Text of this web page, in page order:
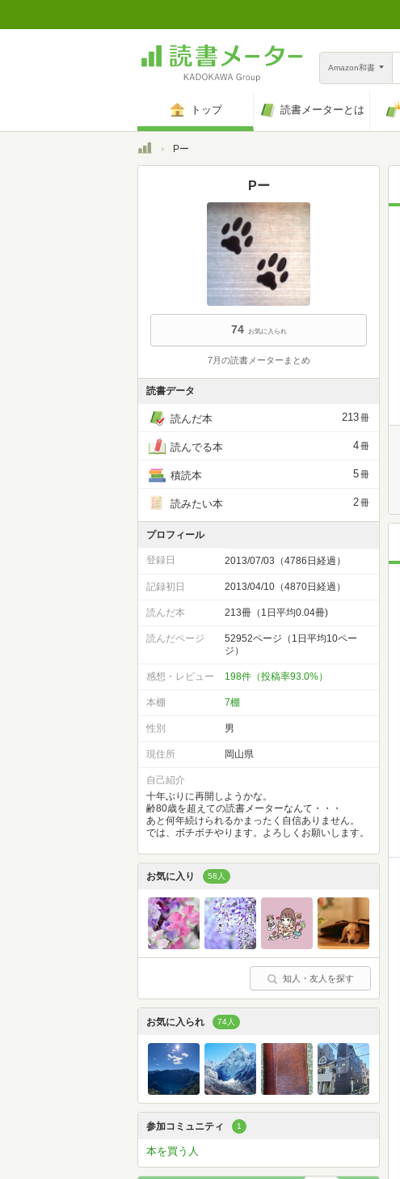
Amazon和書
トップ 読書メーターとは
トップPー
Pー
74 お気に入られ
7月の読書メーターまとめ
読書データ
読んだ本 213冊
読んでる本 4冊
積読本 5冊
読みたい本 2冊
プロフィール
登録日 2013/07/03（4786日経過）
記録初日 2013/04/10（4870日経過）
読んだ本 213冊（1日平均0.04冊)
読んだページ
52952ページ（1日平均10ペー
ジ）
感想・レビュー 198件（投稿率93.0%）
本棚 7棚
性別 男
現住所 岡山県
自己紹介
十年ぶりに再開しようかな。
齢80歳を超えての読書メーターなんて・・・
あと何年続けられるかまったく自信ありません。
では、ボチボチやります。よろしくお願いします。
お気に入り 58人
知人・友人を探す
お気に入られ 74人
参加コミュニティ 1
本を買う人